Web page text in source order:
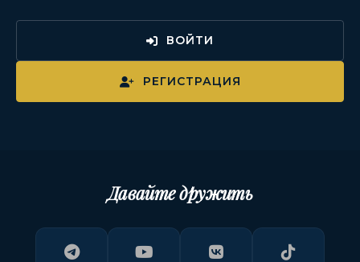
ВОЙТИ
РЕГИСТРАЦИЯ
Давайте дружить